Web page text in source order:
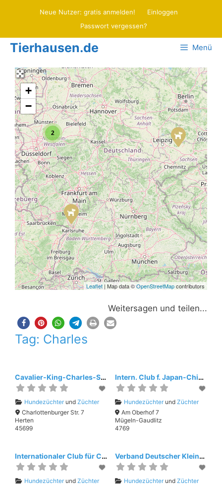
Neue Nutzer: gratis anmelden!
Einloggen
Passwort vergessen?
Tierhausen.de Menü
2
+
−
Leaflet | Map data ©OpenStreetMapcontributors
Weitersagen und teilen...
Tag: Charles
Cavalier-King-Charles-Spaniel Club Deutschland e.V.
Hundezüchterund Züchter
Charlottenburger Str. 7
Herten
45699
Intern. Club f. Japan-Chin, Peking-Palasthunde und King-Charles-Spaniel 1920 e.V.
Hundezüchter undZüchter
Am Oberhof 7
Mügeln-Gaudlitz
4769
Internationaler Club für Cavalier King Charles Spaniel e.V.
Hundezüchterund Züchter
Verband Deutscher Kleinhundezüchter e.V.
Hundezüchter undZüchter